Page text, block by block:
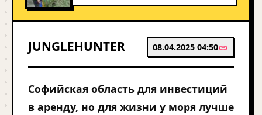
JUNGLEHUNTER 08.04.2025 04:50
Софийская область для инвестиций
в аренду, но для жизни у моря лучше